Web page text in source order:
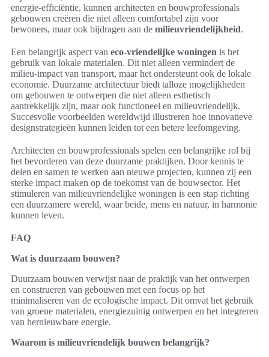
energie-efficiëntie, kunnen architecten en bouwprofessionals
gebouwen creëren die niet alleen comfortabel zijn voor
bewoners, maar ook bijdragen aan de milieuvriendelijkheid.
Een belangrijk aspect van eco-vriendelijke woningen is het
gebruik van lokale materialen. Dit niet alleen vermindert de
milieu-impact van transport, maar het ondersteunt ook de lokale
economie. Duurzame architectuur biedt talloze mogelijkheden
om gebouwen te ontwerpen die niet alleen esthetisch
aantrekkelijk zijn, maar ook functioneel en milieuvriendelijk.
Succesvolle voorbeelden wereldwijd illustreren hoe innovatieve
designstrategieën kunnen leiden tot een betere leefomgeving.
Architecten en bouwprofessionals spelen een belangrijke rol bij
het bevorderen van deze duurzame praktijken. Door kennis te
delen en samen te werken aan nieuwe projecten, kunnen zij een
sterke impact maken op de toekomst van de bouwsector. Het
stimuleren van milieuvriendelijke woningen is een stap richting
een duurzamere wereld, waar beide, mens en natuur, in harmonie
kunnen leven.
FAQ
Wat is duurzaam bouwen?
Duurzaam bouwen verwijst naar de praktijk van het ontwerpen
en construeren van gebouwen met een focus op het
minimaliseren van de ecologische impact. Dit omvat het gebruik
van groene materialen, energiezuinig ontwerpen en het integreren
van hernieuwbare energie.
Waarom is milieuvriendelijk bouwen belangrijk?